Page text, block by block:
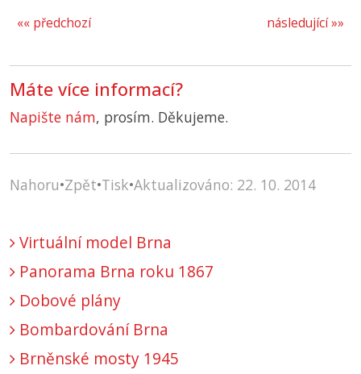
následující »»
«« předchozí
Máte více informací?
Napište nám, prosím. Děkujeme.
Nahoru•Zpět•Tisk•Aktualizováno: 22. 10. 2014
Virtuální model Brna
Panorama Brna roku 1867
Dobové plány
Bombardování Brna
Brněnské mosty 1945